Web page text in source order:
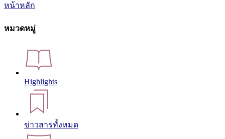
หน้าหลัก
หมวดหมู่
Highlights
ข่าวสารทั้งหมด